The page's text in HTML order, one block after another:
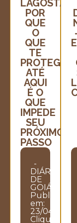
LAGOSTA:
POR
QUE
O
QUE
TE
PROTEGEU
ATÉ
AQUI
É O
QUE
IMPEDE
SEU
PRÓXIMO
PASSO
-
DIÁRIO
DE
GOIÁS
Publicado
em:
23/04/2026
Clique